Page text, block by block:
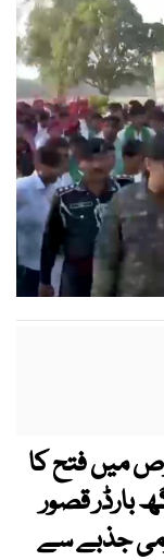
میں فتح کا
بارڈر قصور
جذبے سے